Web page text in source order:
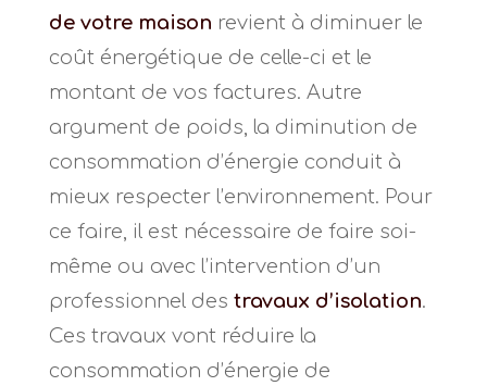
de votre maison revient à diminuer le
coût énergétique de celle-ci et le
montant de vos factures. Autre
argument de poids, la diminution de
consommation d’énergie conduit à
mieux respecter l’environnement. Pour
ce faire, il est nécessaire de faire soi-
même ou avec l’intervention d’un
professionnel des travaux d’isolation.
Ces travaux vont réduire la
consommation d’énergie de